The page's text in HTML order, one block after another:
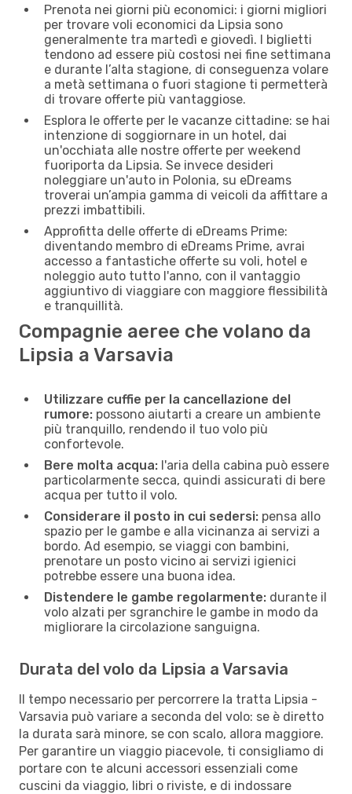
Prenota nei giorni più economici: i giorni migliori
per trovare voli economici da Lipsia sono
generalmente tra martedì e giovedì. I biglietti
tendono ad essere più costosi nei fine settimana
e durante l’alta stagione, di conseguenza volare
a metà settimana o fuori stagione ti permetterà
di trovare offerte più vantaggiose.
Esplora le offerte per le vacanze cittadine: se hai
intenzione di soggiornare in un hotel, dai
un'occhiata alle nostre offerte per weekend
fuoriporta da Lipsia. Se invece desideri
noleggiare un'auto in Polonia, su eDreams
troverai un’ampia gamma di veicoli da affittare a
prezzi imbattibili.
Approfitta delle offerte di eDreams Prime:
diventando membro di eDreams Prime, avrai
accesso a fantastiche offerte su voli, hotel e
noleggio auto tutto l'anno, con il vantaggio
aggiuntivo di viaggiare con maggiore flessibilità
e tranquillità.
Compagnie aeree che volano da
Lipsia a Varsavia
Utilizzare cuffie per la cancellazione del
rumore: possono aiutarti a creare un ambiente
più tranquillo, rendendo il tuo volo più
confortevole.
Bere molta acqua: l'aria della cabina può essere
particolarmente secca, quindi assicurati di bere
acqua per tutto il volo.
Considerare il posto in cui sedersi: pensa allo
spazio per le gambe e alla vicinanza ai servizi a
bordo. Ad esempio, se viaggi con bambini,
prenotare un posto vicino ai servizi igienici
potrebbe essere una buona idea.
Distendere le gambe regolarmente: durante il
volo alzati per sgranchire le gambe in modo da
migliorare la circolazione sanguigna.
Durata del volo da Lipsia a Varsavia
Il tempo necessario per percorrere la tratta Lipsia -
Varsavia può variare a seconda del volo: se è diretto
la durata sarà minore, se con scalo, allora maggiore.
Per garantire un viaggio piacevole, ti consigliamo di
portare con te alcuni accessori essenziali come
cuscini da viaggio, libri o riviste, e di indossare